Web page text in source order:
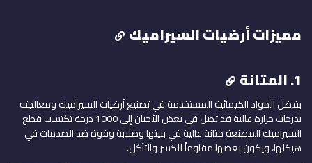
مميزات أرضيات السيراميك
1. المتانة
بفضل المواد الكيمائية المستخدمة في تصنيع أرضيات السيراميك ومعالجته
بدرجات حرارة عالية قد تصل في بعض الأحيان إلى 1000 درجة تكتسب قطع
السيراميك المصنعة متانة عالية في بنيتها وصلابة وقوة ضد الصدمات في
هيكلها، ويكون بعضها مقاوماً للكسر والتآكل.